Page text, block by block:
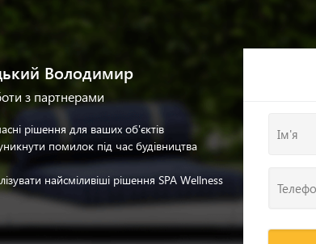
Володимир
з партнерами
рішення для ваших об'єктів
помилок під час будівництва
найсміливіші рішення SPA Wellness
Ім'я